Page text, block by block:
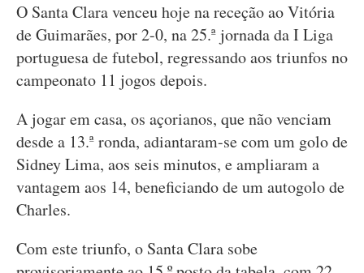
O Santa Clara venceu hoje na receção ao Vitória
de Guimarães, por 2-0, na 25.ª jornada da I Liga
portuguesa de futebol, regressando aos triunfos no
campeonato 11 jogos depois.
A jogar em casa, os açorianos, que não venciam
desde a 13.ª ronda, adiantaram-se com um golo de
Sidney Lima, aos seis minutos, e ampliaram a
vantagem aos 14, beneficiando de um autogolo de
Charles.
Com este triunfo, o Santa Clara sobe